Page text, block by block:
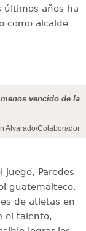
últimos años ha
como alcalde
vencido de la
Alvarado/Colaborador
juego, Paredes
guatemalteco.
de atletas en
el talento,